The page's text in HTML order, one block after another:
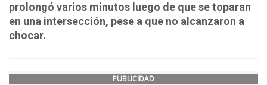
prolongó varios minutos luego de que se toparan
en una intersección, pese a que no alcanzaron a
chocar.
PUBLICIDAD